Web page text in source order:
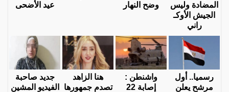
المضادة وليس
الجيش الأوكـ
راني
وضح النهار
عيد الأضحى
رسميا.. أول
مرشح يعلن
واشنطن :
إصابة 22
هنا الزاهد
تصدم جمهورها
جديد صاحبة
الفيديو المشين